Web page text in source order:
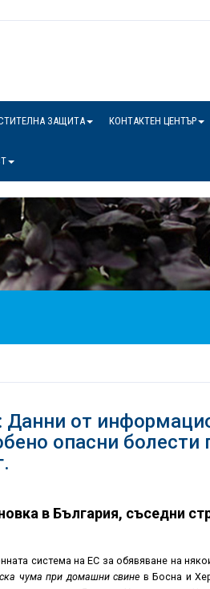
ЗАЩИТА КОНТАКТЕН ЦЕНТЪР
от
опасни болести
в България, съседни
система на ЕС за обявяване на
чума при домашни свине в Босна и